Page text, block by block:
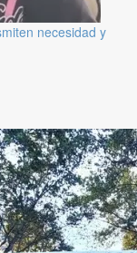
necesidad y